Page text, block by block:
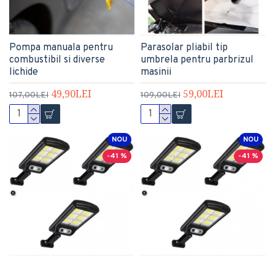
Pompa manuala pentru
combustibil si diverse
lichide
107,00LEI 49,90LEI
Parasolar pliabil tip
umbrela pentru parbrizul
masinii
109,00LEI 59,00LEI
NOU
-41 %
NOU
-41 %